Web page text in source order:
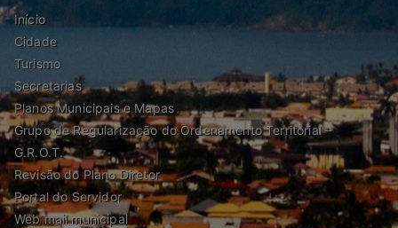
Início
Cidade
Turismo
Secretarias
Planos Municipais e Mapas
Grupo de Regularização do Ordenamento Territorial –
G.R.O.T.
Revisão do Plano Diretor
Portal do Servidor
Web mail municipal